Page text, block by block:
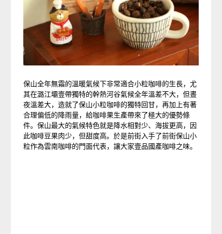
保山全年無霜的溫暖氣候下非常適合小粒咖啡的生長，尤
其在潞江壩壹帶獨特的幹熱河谷氣候全年溫差不大，但晝
夜溫差大，造就了保山小粒咖啡的獨特回甘，再加上有著
合理偏低的降雨量，給咖啡果生產帶來了極大的優勢條
件。保山最大的氣候特色就是降水相對少、海拔更高，因
此咖啡豆果肉少，但甜度高。於是前街入手了前街保山小
粒作為雲南咖啡的門面代表，讓大家壹品國產咖啡之味。